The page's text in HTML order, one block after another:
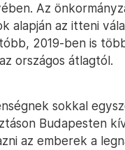
Az
alapján az itteni
2019-ben is
országos átlagtól.
sokkal
Budapesten
az emberek a